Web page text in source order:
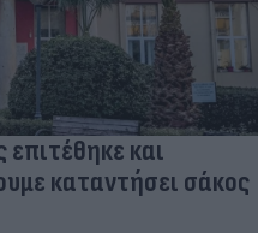
και
καταντήσει σάκος